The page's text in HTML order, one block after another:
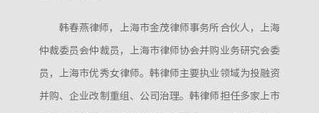
韩春燕律师，上海市金茂律师事务所合伙人，上海
仲裁委员会仲裁员，上海市律师协会并购业务研究会委
员，上海市优秀女律师。韩律师主要执业领域为投融资
并购、企业改制重组、公司治理。韩律师担任多家上市